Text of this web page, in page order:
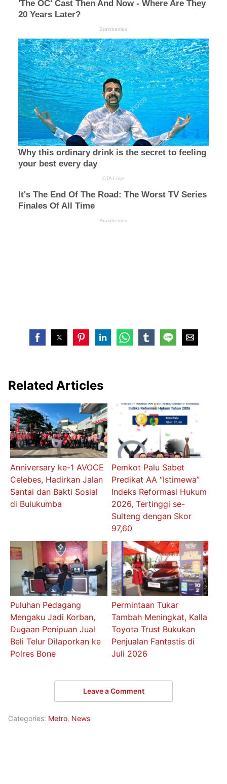
Related Articles
Anniversary ke-1 AVOCE
Celebes, Hadirkan Jalan
Santai dan Bakti Sosial
di Bulukumba
Pemkot Palu Sabet
Predikat AA “Istimewa”
Indeks Reformasi Hukum
2026, Tertinggi se-
Sulteng dengan Skor
97,60
Puluhan Pedagang
Mengaku Jadi Korban,
Dugaan Penipuan Jual
Beli Telur Dilaporkan ke
Polres Bone
Permintaan Tukar
Tambah Meningkat, Kalla
Toyota Trust Bukukan
Penjualan Fantastis di
Juli 2026
Leave a Comment
Categories: Metro, News